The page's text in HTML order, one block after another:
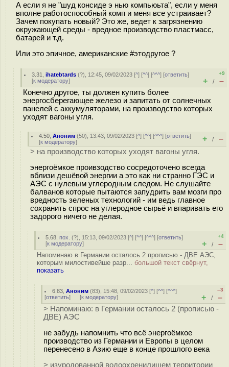
А если я не "шуд конcиде э нью компьюьта", если у меня
вполне работоспособный комп и меня все устраивает?
Зачем покупать новый? Это же, ведет к загрязнению
окружающей среды - вредное производство пластмасс,
батарей и т.д.
Или это эпичное, американские #этодругое ?
3.31 ,ihatebtards (?), 12:45, 09/02/2023 [^] [^^] [^^^] [ответить]
[к модератору]
+9
+ / –
Конечно другое, ты должен купить более
энергосберегающее железо и запитать от солнечных
панелей с аккумуляторами, на производство которых
уходят вагоны угля.
4.50 ,Аноним (50), 13:43, 09/02/2023 [^] [^^] [^^^] [ответить]
[к модератору] + / –
> на производство которых уходят вагоны угля.
энергоёмкое проивзодство сосредоточено всегда
вблизи дешёвой энергии а это как ни странно ГЭС и
АЭС с нулевым углеродным следом. Не слушайте
балванов которые пытаются запудрить вам мозги про
вредность зеленых технологий - им ведь главное
сохранить спрос на углеродное сырьё и впаривать его
задорого ничего не делая.
5.68 ,пох. (?), 15:13, 09/02/2023 [^] [^^] [^^^] [ответить]
[к модератору]
+4
+ / –
Напоминаю в Германии осталось 2 прописью - ДВЕ АЭС,
которым милостивейше разр... большой текст свёрнут,
показать
6.83 ,Аноним (83), 15:48, 09/02/2023 [^] [^^] [^^^]
[ответить] [к модератору]
–3
+ / –
> Напоминаю: в Германии осталось 2 (прописью -
ДВЕ) АЭС
не забудь напомнить что всё энергоёмкое
производство из Германии и Европы в целом
перенесено в Азию еще в конце прошлого века
> изуродованной водоохренилищем территории